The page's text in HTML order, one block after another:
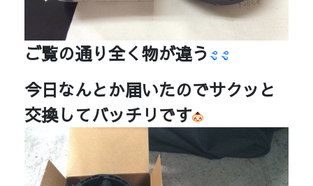
ご覧の通り全く物が違う
今日なんとか届いたのでサクッと
交換してバッチリです